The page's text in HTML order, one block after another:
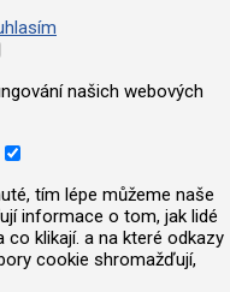
našich webových
tím lépe můžeme naše
informace o tom, jak lidé
co klikají. a na které odkazy
cookie shromažďují,